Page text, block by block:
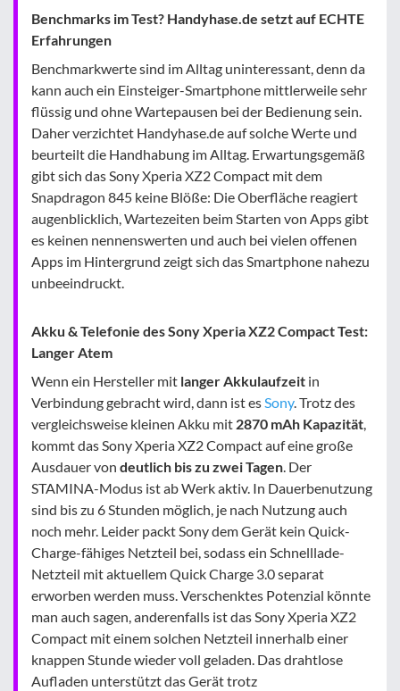
Benchmarks im Test? Handyhase.de setzt auf ECHTE
Erfahrungen
Benchmarkwerte sind im Alltag uninteressant, denn da
kann auch ein Einsteiger-Smartphone mittlerweile sehr
flüssig und ohne Wartepausen bei der Bedienung sein.
Daher verzichtet Handyhase.de auf solche Werte und
beurteilt die Handhabung im Alltag. Erwartungsgemäß
gibt sich das Sony Xperia XZ2 Compact mit dem
Snapdragon 845 keine Blöße: Die Oberfläche reagiert
augenblicklich, Wartezeiten beim Starten von Apps gibt
es keinen nennenswerten und auch bei vielen offenen
Apps im Hintergrund zeigt sich das Smartphone nahezu
unbeeindruckt.
Akku & Telefonie des Sony Xperia XZ2 Compact Test:
Langer Atem
Wenn ein Hersteller mit langer Akkulaufzeit in
Verbindung gebracht wird, dann ist es Sony. Trotz des
vergleichsweise kleinen Akku mit 2870 mAh Kapazität
kommt das Sony Xperia XZ2 Compact auf eine große
Ausdauer von deutlich bis zu zwei Tagen . Der
STAMINA-Modus ist ab Werk aktiv. In Dauerbenutzung
sind bis zu 6 Stunden möglich, je nach Nutzung auch
noch mehr. Leider packt Sony dem Gerät kein Quick-
Charge-fähiges Netzteil bei, sodass ein Schnelllade-
Netzteil mit aktuellem Quick Charge 3.0 separat
erworben werden muss. Verschenktes Potenzial könnte
man auch sagen, anderenfalls ist das Sony Xperia XZ2
Compact mit einem solchen Netzteil innerhalb einer
knappen Stunde wieder voll geladen. Das drahtlose
Aufladen unterstützt das Gerät trotz